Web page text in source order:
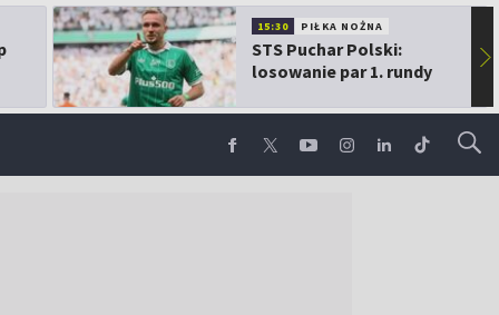
15:30 PIŁKA NOŻNA
STS Puchar Polski:
losowanie par 1. rundy
▶